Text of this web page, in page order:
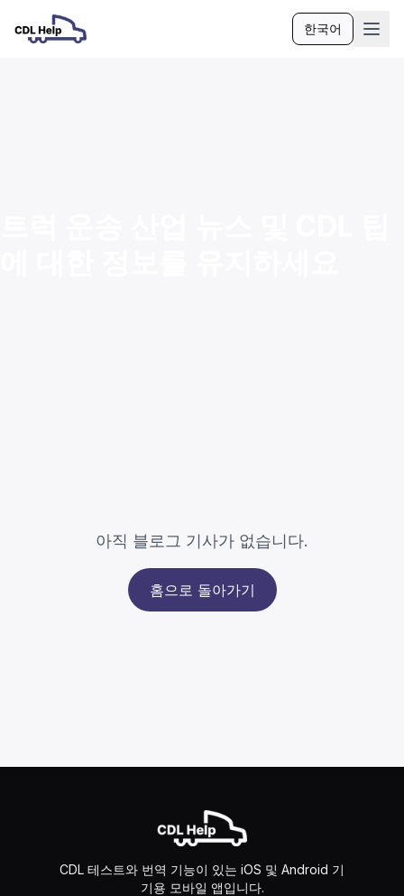
한국어
언어
아직 블로그 기사가 없습니다.
홈으로 돌아가기
CDL 테스트와 번역 기능이 있는 iOS 및 Android 기
기용 모바일 앱입니다.